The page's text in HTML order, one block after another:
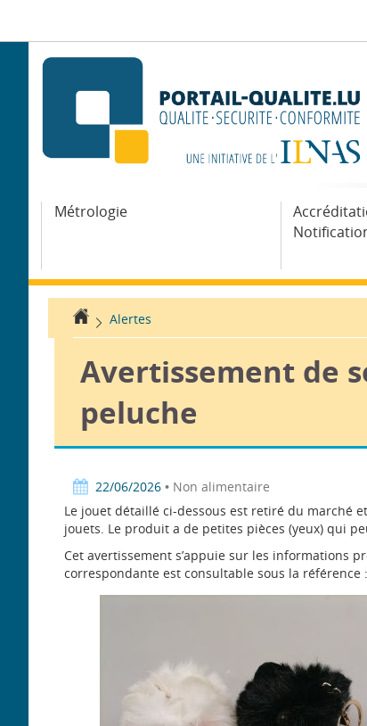
la
navigation
contenu
Métrologie
Accueil
Alertes
Avertissement de
peluche
22/06/2026• Non alimentaire
Le jouet détaillé ci-dessous est retiré du marché
jouets. Le produit a de petites pièces (yeux) qui
Cet avertissement s’appuie sur les informations
correspondante est consultable sous la référence :